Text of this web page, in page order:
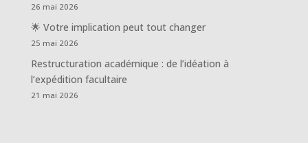
26 mai 2026
🌟 Votre implication peut tout changer
25 mai 2026
Restructuration académique : de l’idéation à
l’expédition facultaire
21 mai 2026